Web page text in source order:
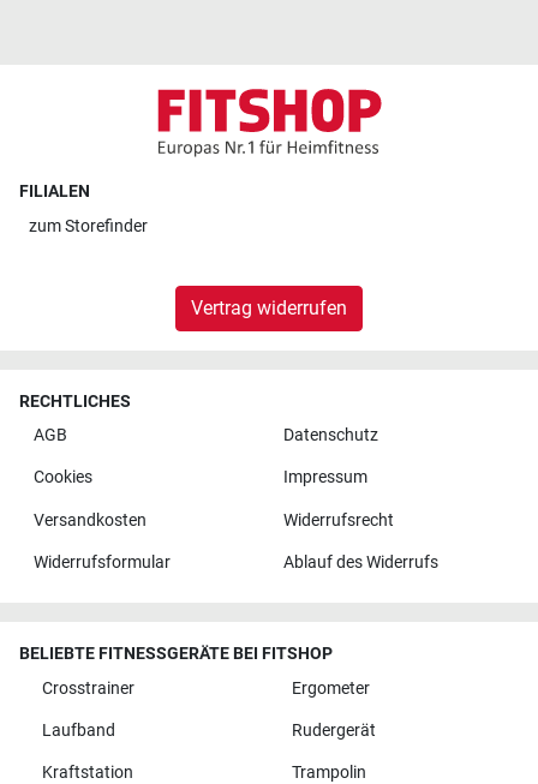
FILIALEN
zumStorefinder
Vertrag widerrufen
RECHTLICHES
AGB
Datenschutz
Cookies Impressum
Versandkosten Widerrufsrecht
Widerrufsformular Ablauf des Widerrufs
BELIEBTE FITNESSGERÄTE BEI FITSHOP
Crosstrainer
Ergometer
Laufband Rudergerät
Kraftstation Trampolin